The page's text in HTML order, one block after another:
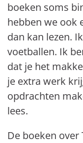
boeken soms
hebben we ook
dan kan lezen.
voetballen. Ik
dat je het
je extra werk
opdrachten
lees.
De boeken